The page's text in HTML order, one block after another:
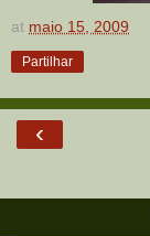
at maio 15, 2009
Partilhar
‹